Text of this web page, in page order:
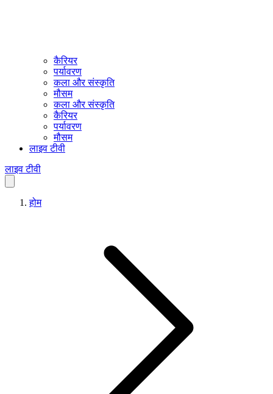
कैरियर
पर्यावरण
कला और संस्कृति
मौसम
कला और संस्कृति
कैरियर
पर्यावरण
मौसम
लाइव टीवी
लाइव टीवी
होम